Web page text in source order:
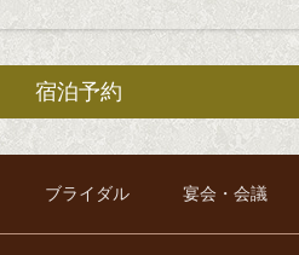
宿泊予約
ブライダル 宴会・会議